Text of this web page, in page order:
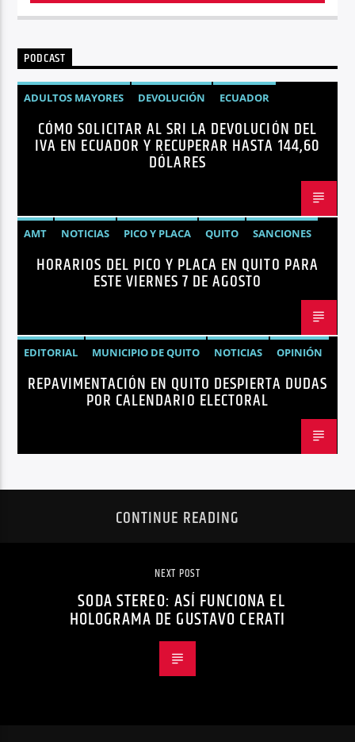
PODCAST
ADULTOS MAYORES DEVOLUCIÓN
ECUADOR
NEGOCIOS
NOTICIAS PERSONAS CON DISCAPACIDAD
CÓMO SOLICITAR AL SRI LA DEVOLUCIÓN DEL
IVA EN ECUADOR Y RECUPERAR HASTA 144,60
DÓLARES
AMT NOTICIAS PICO Y PLACA QUITO SANCIONES
HORARIOS DEL PICO Y PLACA EN QUITO PARA
ESTE VIERNES 7 DE AGOSTO
EDITORIAL MUNICIPIO DE QUITO NOTICIAS
OPINIÓN
QUITO
REPAVIMENTACIÓN
REPAVIMENTACIÓN EN QUITO DESPIERTA DUDAS
POR CALENDARIO ELECTORAL
CONTINUE READING
NEXT POST
SODA STEREO: ASÍ FUNCIONA EL
HOLOGRAMA DE GUSTAVO CERATI